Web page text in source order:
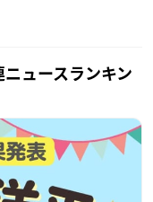
ュースランキン